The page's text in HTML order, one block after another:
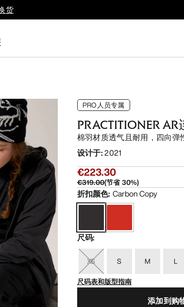
货
PRO人员专属
PRACTITIONER
棉羽材质透气且耐用，四向弹
设计于:2021
€223.30
€319.00(节省30%)
折扣颜色: Carbon Copy
尺码:
XS S M L
尺码表和版型指南
添加到购